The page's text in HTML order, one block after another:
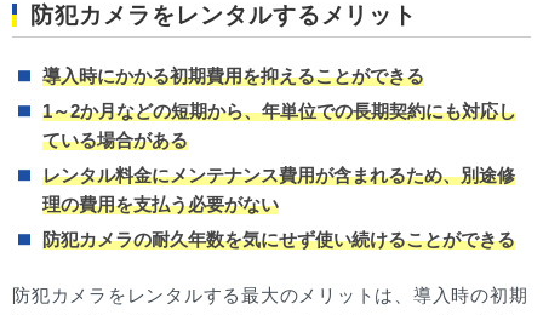
防犯カメラをレンタルするメリット
導入時にかかる初期費用を抑えることができる
1～2か月などの短期から、年単位での長期契約にも対応し
ている場合がある
レンタル料金にメンテナンス費用が含まれるため、別途修
理の費用を支払う必要がない
防犯カメラの耐久年数を気にせず使い続けることができる
防犯カメラをレンタルする最大のメリットは、導入時の初期